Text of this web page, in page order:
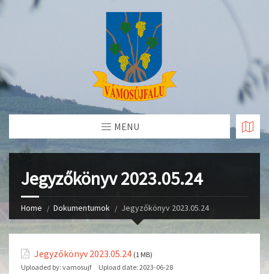
Skip
MENU
Jegyzőkönyv 2023.05.24
Home Dokumentumok Jegyzőkönyv 2023.05.24
Jegyzőkönyv 2023.05.24 (1 MB)
Uploaded by: vamosujf Upload date: 2023-06-28